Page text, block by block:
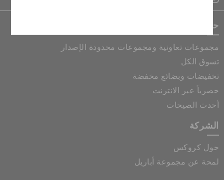
حصريات كروكس
مجموعات تعاونية ومجموعات محدودة الإصدار
تسوق الكل
تخفيضات وبضائع مخفضة
حصرياً عبر الانترنت
أحدث الصيحات
الشركة
حول كروكس
لمحة عن مجموعة أباريل